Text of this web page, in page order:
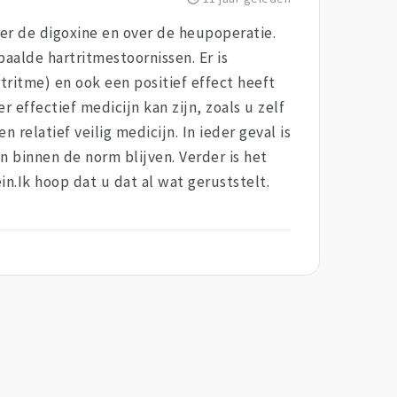
de digoxine en over de heupoperatie.
hartritmestoornissen. Er is
en ook een positief effect heeft
effectief medicijn kan zijn, zoals u zelf
relatief veilig medicijn. In ieder geval is
de norm blijven. Verder is het
hoop dat u dat al wat geruststelt.